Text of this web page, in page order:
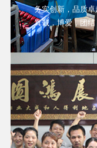
务实创新，品质
真诚，博爱，团